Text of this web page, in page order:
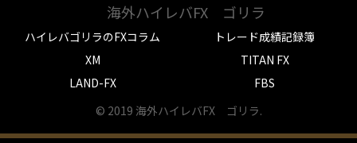
海外ハイレバFX ゴリラ
ハイレバゴリラのFXコラム
トレード成績記録簿
XM
TITAN FX
LAND-FX
FBS
© 2019 海外ハイレバFX ゴリラ.